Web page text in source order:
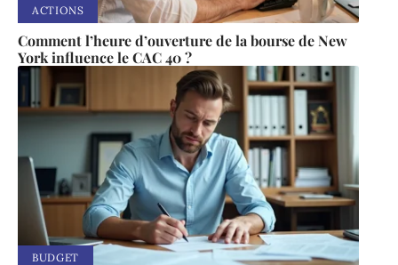
ACTIONS
Comment l’heure d’ouverture de la bourse de New
York influence le CAC 40 ?
BUDGET